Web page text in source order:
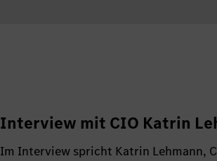
Interview mit CIO Katrin
Im Interview spricht Katrin Lehmann,